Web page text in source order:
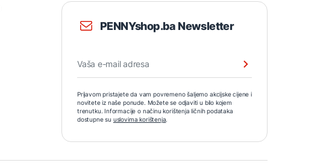
PENNYshop.ba Newsletter
Prijavom pristajete da vam povremeno šaljemo akcijske cijene i
novitete iz naše ponude. Možete se odjaviti u bilo kojem
trenutku. Informacije o načinu korištenja ličnih podataka
dostupne su uslovima korištenja.